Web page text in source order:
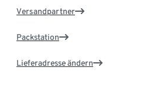
Versandpartner
Packstation
Lieferadresse ändern